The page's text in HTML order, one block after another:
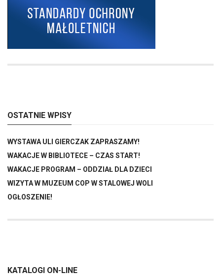
OSTATNIE WPISY
WYSTAWA ULI GIERCZAK ZAPRASZAMY!
WAKACJE W BIBLIOTECE – CZAS START!
WAKACJE PROGRAM – ODDZIAŁ DLA DZIECI
WIZYTA W MUZEUM COP W STALOWEJ WOLI
OGŁOSZENIE!
KATALOGI ON-LINE